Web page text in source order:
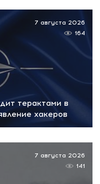
терактами в
хакеров
7 августа 2026
164
7 августа 2026
141